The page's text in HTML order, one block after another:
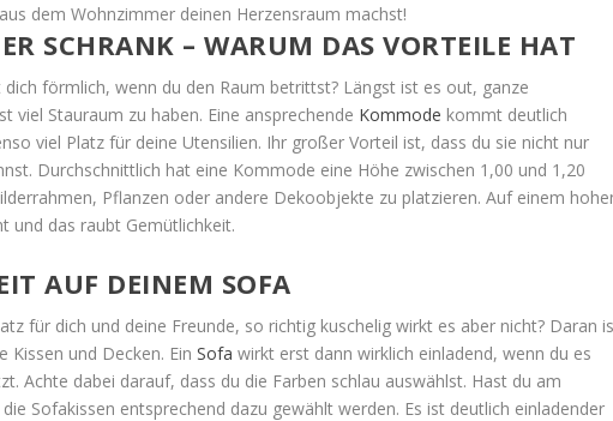
dem Wohnzimmer deinen Herzensraum machst!
SCHRANK – WARUM DAS VORTEILE HAT
förmlich, wenn du den Raum betrittst? Längst ist es out, ganze
viel Stauraum zu haben. Eine ansprechende Kommode kommt deutlich
viel Platz für deine Utensilien. Ihr großer Vorteil ist, dass du sie nicht nur
Durchschnittlich hat eine Kommode eine Höhe zwischen 1,00 und 1,20
Pflanzen oder andere Dekoobjekte zu platzieren. Auf einem
und das raubt Gemütlichkeit.
AUF DEINEM SOFA
für dich und deine Freunde, so richtig kuschelig wirkt es aber nicht? Daran
Kissen und Decken. EinSofa wirkt erst dann wirklich einladend, wenn du es
Achte dabei darauf, dass du die Farben schlau auswählst. Hast du am
Sofakissen entsprechend dazu gewählt werden. Es ist deutlich einladender